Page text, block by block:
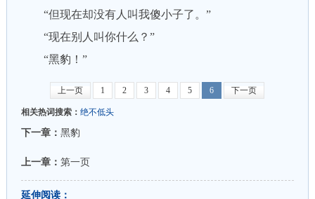
“但现在却没有人叫我傻小子了。”
“现在别人叫你什么？”
“黑豹！”
上一页 1 2 3 4 5 6 下一页
相关热词搜索： 绝不低头
下一章： 黑豹
上一章： 第一页
延伸阅读：